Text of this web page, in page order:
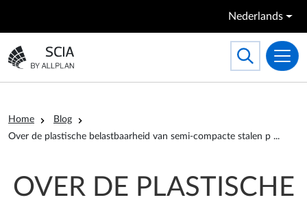
Nederlands
Ga naar homepagina
Toggle
Search
Kruimelpad
Home
Blog
Over de plastische belastbaarheid van semi-compacte stalen p ...ofielen
OVER DE PLASTISCHE